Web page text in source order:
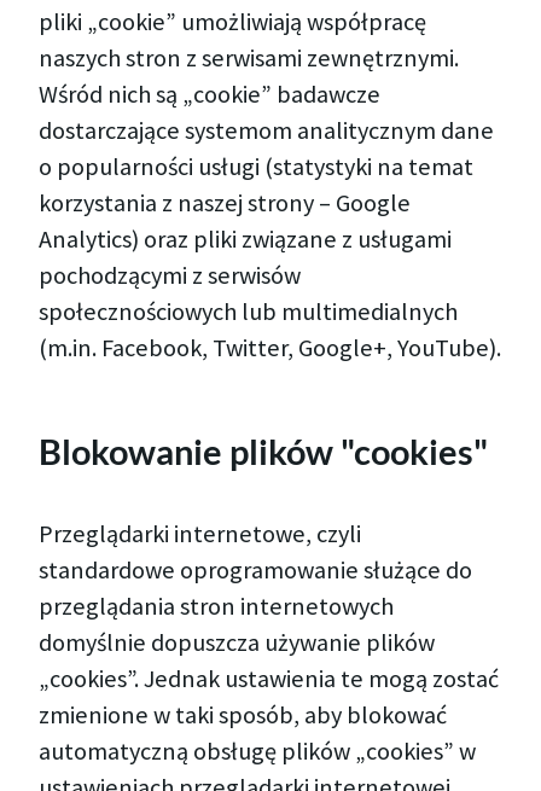
pliki „cookie” umożliwiają współpracę
naszych stron z serwisami zewnętrznymi.
Wśród nich są „cookie” badawcze
dostarczające systemom analitycznym dane
o popularności usługi (statystyki na temat
korzystania z naszej strony – Google
Analytics) oraz pliki związane z usługami
pochodzącymi z serwisów
społecznościowych lub multimedialnych
(m.in. Facebook, Twitter, Google+, YouTube).
Blokowanie plików "cookies"
Przeglądarki internetowe, czyli
standardowe oprogramowanie służące do
przeglądania stron internetowych
domyślnie dopuszcza używanie plików
„cookies”. Jednak ustawienia te mogą zostać
zmienione w taki sposób, aby blokować
automatyczną obsługę plików „cookies” w